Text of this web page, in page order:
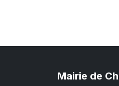
Mairie de